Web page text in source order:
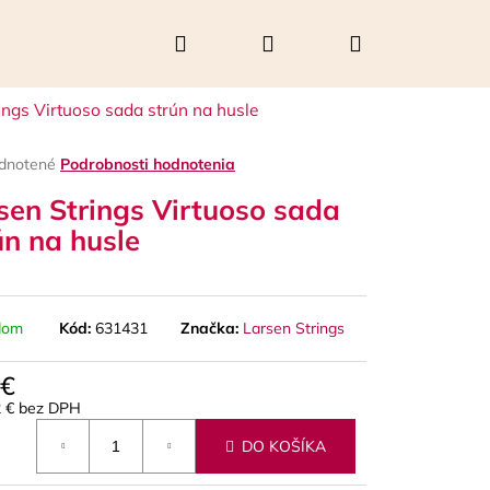
Hľadať PrihlásenieNákupný
Virtuoso sada strún na husle
Podrobnosti hodnotenia
Strings Virtuoso sada
na husle
Kód: 631431 Značka: Larsen Strings
€ bez DPH
DO KOŠÍKA